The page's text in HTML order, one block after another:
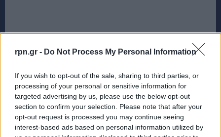
rpn.gr - Do Not Process My Personal Information
If you wish to opt-out of the sale, sharing to third parties, or
processing of your personal or sensitive information for
targeted advertising by us, please use the below opt-out
section to confirm your selection. Please note that after your
opt-out request is processed you may continue seeing
interest-based ads based on personal information utilized by
Μήνυμα του Προέδρου του Σ.Π.Α.Π. Βλάσση